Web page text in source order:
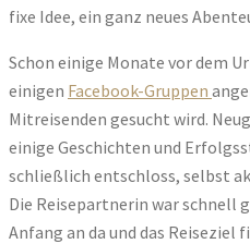
fixe Idee, ein ganz neues
Schon einige Monate vor dem
einigen Facebook-Gruppen
Mitreisenden gesucht wird.
einige Geschichten und
schließlich entschloss, selbst
Die Reisepartnerin war schnell
Anfang an da und das Reiseziel